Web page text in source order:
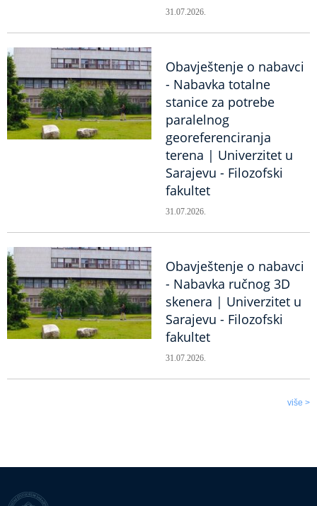
31.07.2026.
Obavještenje o nabavci
- Nabavka totalne
stanice za potrebe
paralelnog
georeferenciranja
terena | Univerzitet u
Sarajevu - Filozofski
fakultet
31.07.2026.
Obavještenje o nabavci
- Nabavka ručnog 3D
skenera | Univerzitet u
Sarajevu - Filozofski
fakultet
31.07.2026.
više >